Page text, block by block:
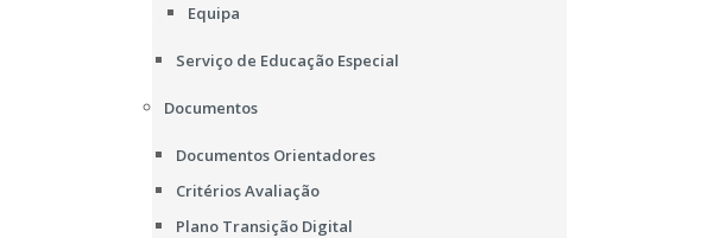
Equipa
Serviço de Educação Especial
Documentos
Documentos Orientadores
Critérios Avaliação
Plano Transição Digital
03